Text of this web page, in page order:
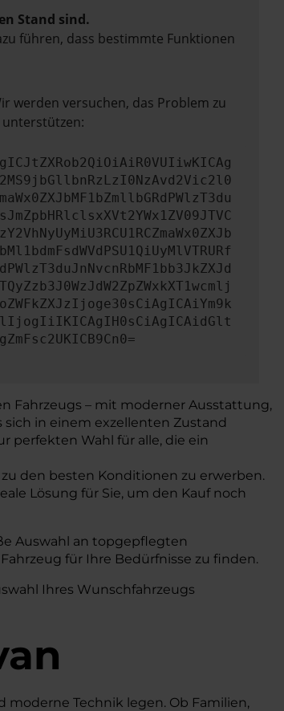
Stand sind.
führen, dass bestimmte Funktionen
werden versuchen, das Problem zu
unterstützen:
Fahrzeugs – mit moderner Ausstattung,
in einem exzellenten Zustand
perfekten Wahl für alle, die ein
den besten Konditionen zu erwerben.
Lösung für Sie, um den Kauf noch
Auswahl an topgepflegten
für Ihre Bedürfnisse zu finden.
Ihres Wunschfahrzeugs
moderne Technik legen. Ob Familien,